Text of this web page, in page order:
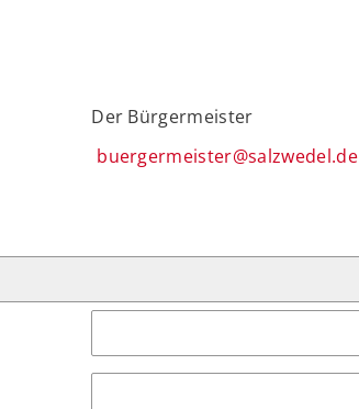
Der Bürgermeister
buergermeister@salzwedel.de